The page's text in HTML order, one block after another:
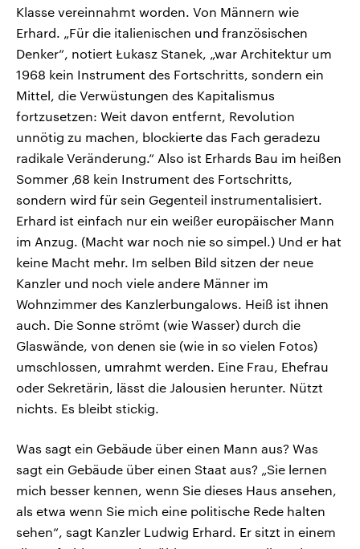
Klasse vereinnahmt worden. Von Männern wie
Erhard. „Für die italienischen und französischen
Denker“, notiert Łukasz Stanek, „war Architektur um
1968 kein Instrument des Fortschritts, sondern ein
Mittel, die Verwüstungen des Kapitalismus
fortzusetzen: Weit davon entfernt, Revolution
unnötig zu machen, blockierte das Fach geradezu
radikale Veränderung.“ Also ist Erhards Bau im heißen
Sommer ‚68 kein Instrument des Fortschritts,
sondern wird für sein Gegenteil instrumentalisiert.
Erhard ist einfach nur ein weißer europäischer Mann
im Anzug. (Macht war noch nie so simpel.) Und er hat
keine Macht mehr. Im selben Bild sitzen der neue
Kanzler und noch viele andere Männer im
Wohnzimmer des Kanzlerbungalows. Heiß ist ihnen
auch. Die Sonne strömt (wie Wasser) durch die
Glaswände, von denen sie (wie in so vielen Fotos)
umschlossen, umrahmt werden. Eine Frau, Ehefrau
oder Sekretärin, lässt die Jalousien herunter. Nützt
nichts. Es bleibt stickig.
Was sagt ein Gebäude über einen Mann aus? Was
sagt ein Gebäude über einen Staat aus? „Sie lernen
mich besser kennen, wenn Sie dieses Haus ansehen,
als etwa wenn Sie mich eine politische Rede halten
sehen“, sagt Kanzler Ludwig Erhard. Er sitzt in einem